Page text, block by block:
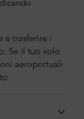
e trasferire i
Se il tuo volo
aeroportuali